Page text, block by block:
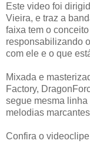
Este video foi
Vieira, e traz a
faixa tem o
responsabilizando
com ele e o que
Mixada e
Factory,
segue mesma
melodias
Confira o